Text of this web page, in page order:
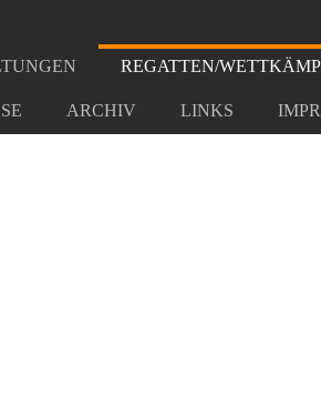
REGATTEN/
ARCHIV LINKS